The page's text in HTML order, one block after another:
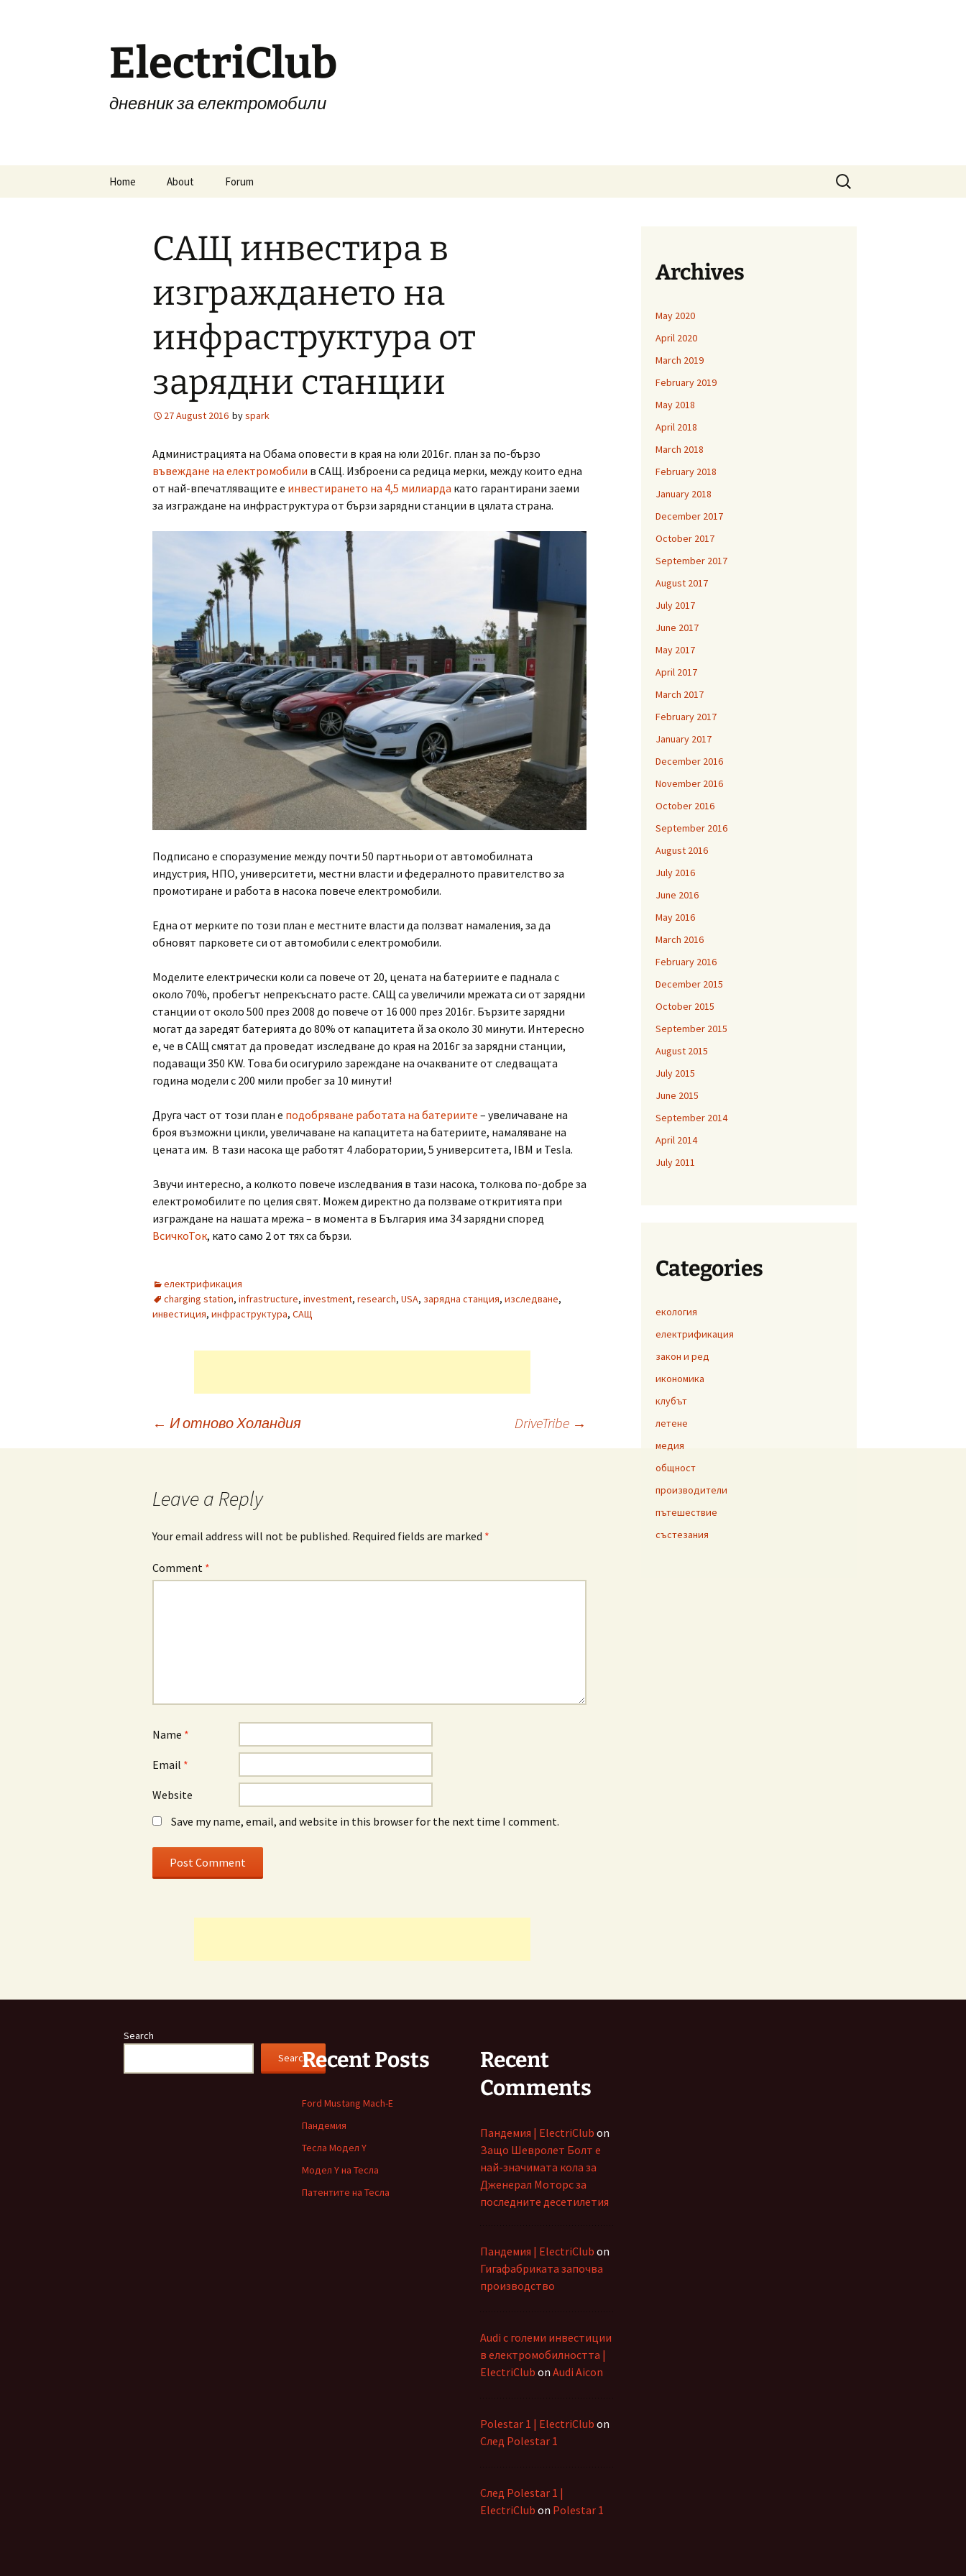
ElectriClub
дневник за електромобили
Home About Forum
Search
for:
САЩ инвестира в
изграждането на
инфраструктура от
зарядни станции
27 August 2016 byspark
Администрацията на Обама оповести в края на юли 2016г. план за по-бързо
въвеждане на електромобили в САЩ. Изброени са редица мерки, между които една
от най-впечатляващите е инвестирането на 4,5 милиарда като гарантирани заеми
за изграждане на инфраструктура от бързи зарядни станции в цялата страна.
Подписано е споразумение между почти 50 партньори от автомобилната
индустрия, НПО, университети, местни власти и федералното правителство за
промотиране и работа в насока повече електромобили.
Една от мерките по този план е местните власти да ползват намаления, за да
обновят парковете си от автомобили с електромобили.
Моделите електрически коли са повече от 20, цената на батериите е паднала с
около 70%, пробегът непрекъснато расте. САЩ са увеличили мрежата си от зарядни
станции от около 500 през 2008 до повече от 16 000 през 2016г. Бързите зарядни
могат да заредят батерията до 80% от капацитета й за около 30 минути. Интересно
е, че в САЩ смятат да проведат изследване до края на 2016г за зарядни станции,
подаващи 350 KW. Това би осигурило зареждане на очакваните от следващата
година модели с 200 мили пробег за 10 минути!
Друга част от този план е подобряване работата на батериите – увеличаване на
броя възможни цикли, увеличаване на капацитета на батериите, намаляване на
цената им. В тази насока ще работят 4 лаборатории, 5 университета, IBM и Tesla.
Звучи интересно, а колкото повече изследвания в тази насока, толкова по-добре за
електромобилите по целия свят. Можем директно да ползваме откритията при
изграждане на нашата мрежа – в момента в България има 34 зарядни според
ВсичкоТок, като само 2 от тях са бързи.
електрификация
charging station, infrastructure, investment, research, USA, зарядна станция, изследване,
инвестиция, инфраструктура, САЩ
← И отново Холандия DriveTribe →
Leave a Reply
Your email address will not be published. Required fields are marked *
Comment *
Name *
Email *
Website
Save my name, email, and website in this browser for the next time I comment.
Archives
May 2020
April 2020
March 2019
February 2019
May 2018
April 2018
March 2018
February 2018
January 2018
December 2017
October 2017
September 2017
August 2017
July 2017
June 2017
May 2017
April 2017
March 2017
February 2017
January 2017
December 2016
November 2016
October 2016
September 2016
August 2016
July 2016
June 2016
May 2016
March 2016
February 2016
December 2015
October 2015
September 2015
August 2015
July 2015
June 2015
September 2014
April 2014
July 2011
Categories
екология
електрификация
закон и ред
икономика
клубът
летене
медия
общност
производители
пътешествие
състезания
Search
SearchRecent Posts
Ford Mustang Mach-E
Пандемия
Тесла Модел Y
Модел Y на Тесла
Патентите на Тесла
Recent
Comments
Пандемия | ElectriClub on
Защо Шевролет Болт е
най-значимата кола за
Дженерал Моторс за
последните десетилетия
Пандемия | ElectriClub on
Гигафабриката започва
производство
Audi с големи инвестиции
в електромобилността |
ElectriClub on Audi Aicon
Polestar 1 | ElectriClub on
След Polestar 1
След Polestar 1 |
ElectriClub on Polestar 1